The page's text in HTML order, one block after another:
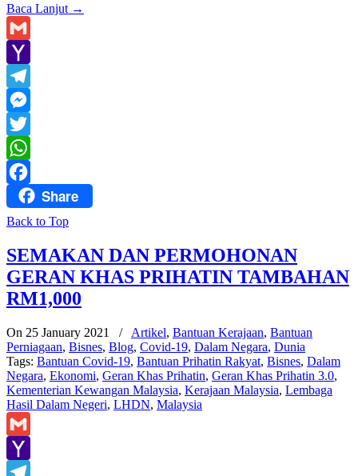
Baca Lanjut →
Gmail
Yahoo
Mail
Telegram
Messenger
Twitter
WhatsApp
FacebookShare
Back to Top
SEMAKAN DAN PERMOHONAN
GERAN KHAS PRIHATIN TAMBAHAN
RM1,000
On 25 January 2021 / Artikel, Bantuan Kerajaan, Bantuan
Perniagaan, Bisnes, Blog, Covid-19, Dalam Negara, Dunia
Tags: Bantuan Covid-19, Bantuan Prihatin Rakyat, Bisnes, Dalam
Negara, Ekonomi, Geran Khas Prihatin, Geran Khas Prihatin 3.0,
Kementerian Kewangan Malaysia, Kerajaan Malaysia, Lembaga
Hasil Dalam Negeri, LHDN, Malaysia
Gmail
Yahoo